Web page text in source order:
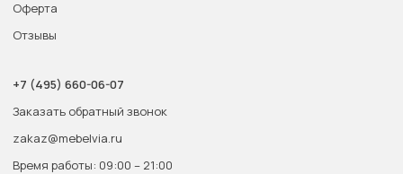
Оферта
Отзывы
+7 (495) 660-06-07
Заказать обратный звонок
zakaz@mebelvia.ru
Время работы: 09:00 – 21:00